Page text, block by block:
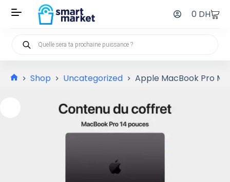
0 DH
Shop Uncategorized Apple MacBook Pro